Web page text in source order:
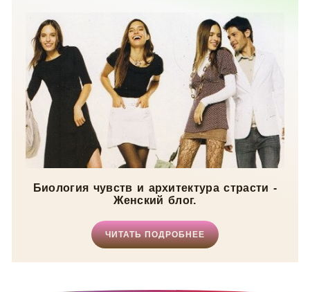
Биология чувств и архитектура страсти -
Женский блог.
ЧИТАТЬ ПОДРОБНЕЕ